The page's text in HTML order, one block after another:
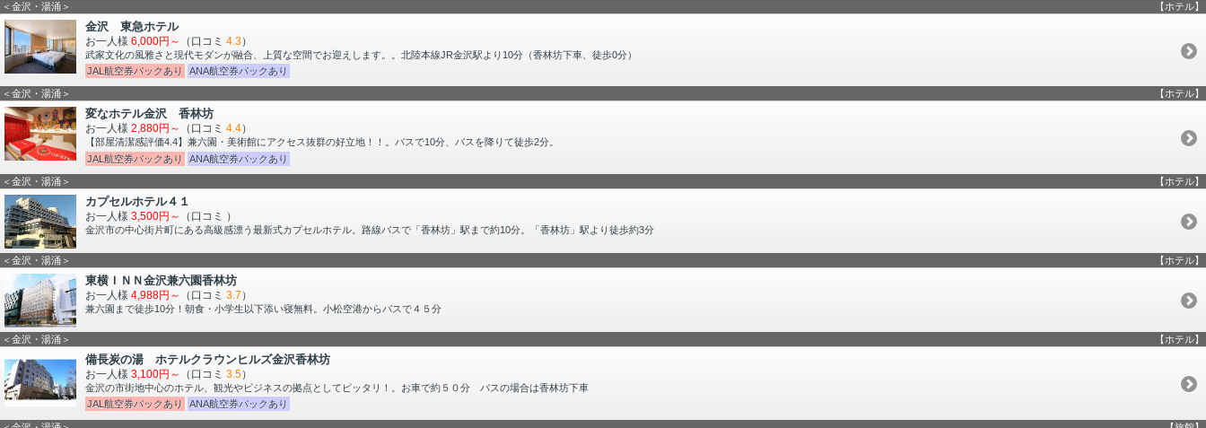
＜金沢・湯涌＞ 【ホテル】
金沢 東急ホテル
お一人様 6,000円～ （口コミ 4.3）
武家文化の風雅さと現代モダンが融合、上質な空間でお迎えします。。北陸本線JR金沢駅より10分（香林坊下車、徒歩0分）
JAL航空券パックあり
ANA航空券パックあり
＜金沢・湯涌＞ 【ホテル】
変なホテル金沢 香林坊
お一人様 2,880円～ （口コミ 4.4）
【部屋清潔感評価4.4】兼六園・美術館にアクセス抜群の好立地！！。バスで10分、バスを降りて徒歩2分。
JAL航空券パックあり
ANA航空券パックあり
＜金沢・湯涌＞ 【ホテル】
カプセルホテル４１
お一人様 3,500円～ （口コミ ）
金沢市の中心街片町にある高級感漂う最新式カプセルホテル。路線バスで「香林坊」駅まで約10分。「香林坊」駅より徒歩約3分
＜金沢・湯涌＞ 【ホテル】
東横ＩＮＮ金沢兼六園香林坊
お一人様 4,988円～ （口コミ 3.7 ）
兼六園まで徒歩10分！朝食・小学生以下添い寝無料。小松空港からバスで４５分
＜金沢・湯涌＞ 【ホテル】
備長炭の湯 ホテルクラウンヒルズ金沢香林坊
お一人様 3,100円～ （口コミ 3.5）
金沢の市街地中心のホテル、観光やビジネスの拠点としてピッタリ！。お車で約５０分 バスの場合は香林坊下車
JAL航空券パックあり
ANA航空券パックあり